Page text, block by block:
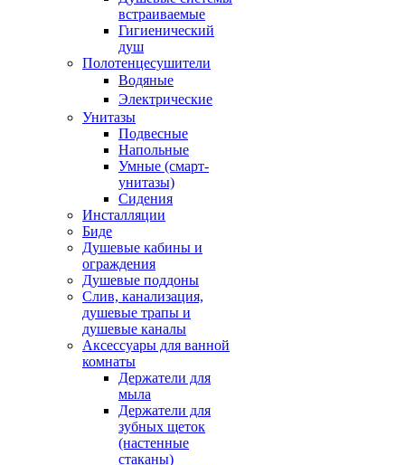
встраиваемые
Гигиенический
душ
Полотенцесушители
ㅤВодяные
ㅤЭлектрические
Унитазы
Подвесные
Напольные
Умные (смарт-
унитазы)
Сидения
Инсталляции
Биде
Душевые кабины и
ограждения
Душевые поддоны
Слив, канализация,
душевые трапы и
душевые каналы
Аксессуары для ванной
комнаты
Держатели для
мыла
Держатели для
зубных щеток
(настенные
стаканы)